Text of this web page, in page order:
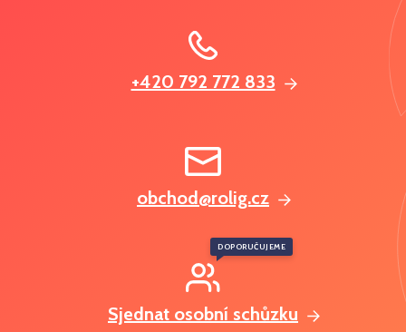
+420 792 772 833
obchod@rolig.cz
Sjednat osobní schůzku
DOPORUČUJEME